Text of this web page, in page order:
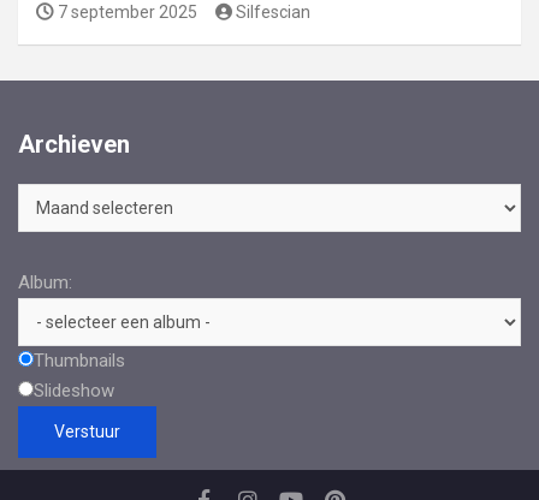
7 september 2025 Silfescian
Archieven
Archieven
Album:
Thumbnails
Slideshow